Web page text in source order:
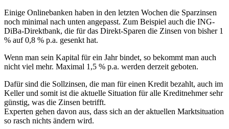
Einige Onlinebanken haben in den letzten Wochen die Sparzinsen
noch minimal nach unten angepasst. Zum Beispiel auch die ING-
DiBa-Direktbank, die für das Direkt-Sparen die Zinsen von bisher 1
% auf 0,8 % p.a. gesenkt hat.
Wenn man sein Kapital für ein Jahr bindet, so bekommt man auch
nicht viel mehr. Maximal 1,5 % p.a. werden derzeit geboten.
Dafür sind die Sollzinsen, die man für einen Kredit bezahlt, auch im
Keller und somit ist die aktuelle Situation für alle Kreditnehmer sehr
günstig, was die Zinsen betrifft.
Experten gehen davon aus, dass sich an der aktuellen Marktsituation
so rasch nichts ändern wird.